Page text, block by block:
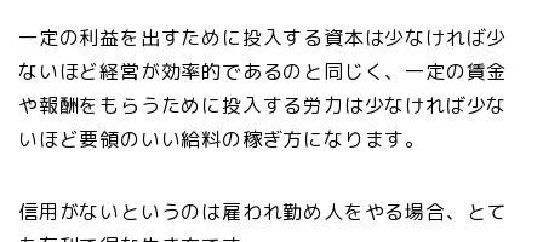
一定の利益を出すために投入する資本は少なければ少
ないほど経営が効率的であるのと同じく、一定の賃金
や報酬をもらうために投入する労力は少なければ少な
いほど要領のいい給料の稼ぎ方になります。
信用がないというのは雇われ勤め人をやる場合、とて